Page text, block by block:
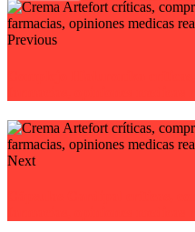
Previous
Next